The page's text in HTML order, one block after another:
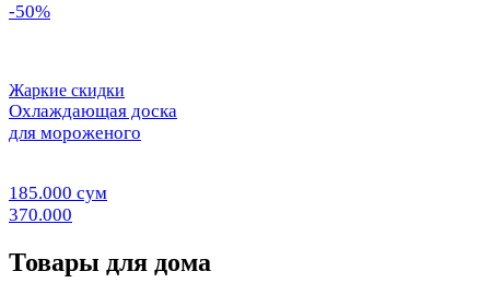
-50%
Жаркие скидки
Охлаждающая доска
для мороженого
185.000 сум
370.000
Товары для дома